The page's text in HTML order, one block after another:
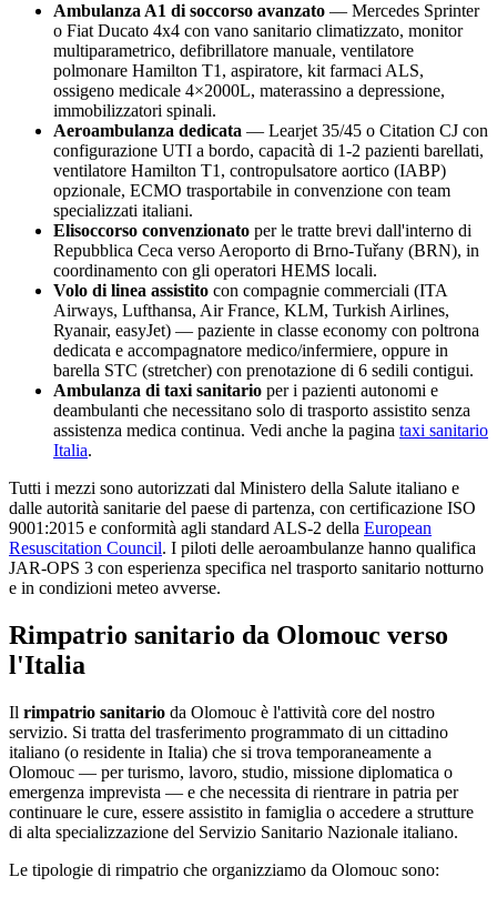
Ambulanza A1 di soccorso avanzato — Mercedes Sprinter
o Fiat Ducato 4x4 con vano sanitario climatizzato, monitor
multiparametrico, defibrillatore manuale, ventilatore
polmonare Hamilton T1, aspiratore, kit farmaci ALS,
ossigeno medicale 4×2000L, materassino a depressione,
immobilizzatori spinali.
Aeroambulanza dedicata — Learjet 35/45 o Citation CJ con
configurazione UTI a bordo, capacità di 1-2 pazienti barellati,
ventilatore Hamilton T1, contropulsatore aortico (IABP)
opzionale, ECMO trasportabile in convenzione con team
specializzati italiani.
Elisoccorso convenzionato per le tratte brevi dall'interno di
Repubblica Ceca versoAeroporto di Brno-Tuřany (BRN), in
coordinamento con gli operatori HEMS locali.
Volo di linea assistito con compagnie commerciali (ITA
Airways, Lufthansa, Air France, KLM, Turkish Airlines,
Ryanair, easyJet) — paziente in classe economy con poltrona
dedicata e accompagnatore medico/infermiere, oppure in
barella STC (stretcher) con prenotazione di 6 sedili contigui.
Ambulanza di taxi sanitario per i pazienti autonomi e
deambulanti che necessitano solo di trasporto assistito senza
assistenza medica continua. Vedi anche la pagina taxi sanitario
Italia.
Tutti i mezzi sono autorizzati dal Ministero della Salute italiano e
dalle autorità sanitarie del paese di partenza, con certificazione ISO
9001:2015 e conformità agli standard ALS-2 della European
Resuscitation Council. I piloti delle aeroambulanze hanno qualifica
JAR-OPS 3 con esperienza specifica nel trasporto sanitario notturno
e in condizioni meteo avverse.
Rimpatrio sanitario da Olomouc verso
l'Italia
Il rimpatrio sanitario da Olomouc è l'attività core del nostro
servizio. Si tratta del trasferimento programmato di un cittadino
italiano (o residente in Italia) che si trova temporaneamente a
Olomouc — per turismo, lavoro, studio, missione diplomatica o
emergenza imprevista — e che necessita di rientrare in patria per
continuare le cure, essere assistito in famiglia o accedere a strutture
di alta specializzazione del Servizio Sanitario Nazionale italiano.
Le tipologie di rimpatrio che organizziamo da Olomouc sono: